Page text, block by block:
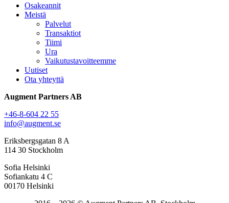
Osakeannit
Meistä
Palvelut
Transaktiot
Tiimi
Ura
Vaikutustavoitteemme
Uutiset
Ota yhteyttä
Augment Partners AB
+46-8-604 22 55
info@augment.se
Eriksbergsgatan 8 A
114 30 Stockholm
Sofia Helsinki
Sofiankatu 4 C
00170 Helsinki